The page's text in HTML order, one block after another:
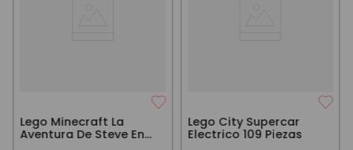
Lego Minecraft La
Aventura De Steve En
Lego City Supercar
Electrico 109 Piezas